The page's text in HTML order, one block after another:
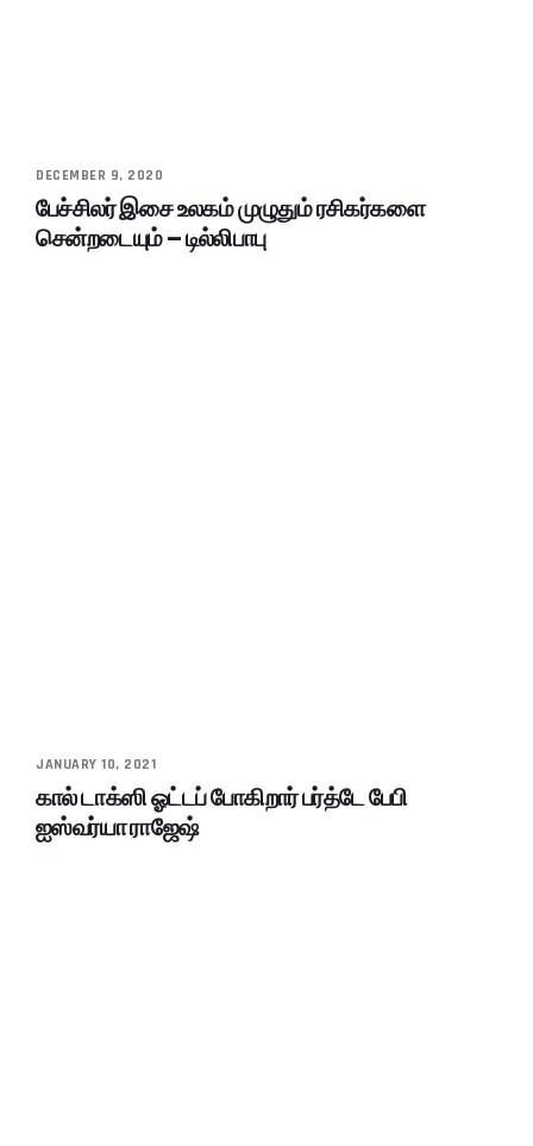
DECEMBER 9, 2020
பேச்சிலர் இசை உலகம் முழுதும் ரசிகர்களை
சென்றடையும் – டில்லிபாபு
JANUARY 10, 2021
கால் டாக்ஸி ஓட்டப் போகிறார் பர்த்டே பேபி
ஐஸ்வர்யா ராஜேஷ்